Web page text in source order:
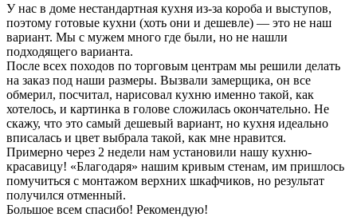
У нас в доме нестандартная кухня из-за короба и выступов,
поэтому готовые кухни (хоть они и дешевле) — это не наш
вариант. Мы с мужем много где были, но не нашли
подходящего варианта.
После всех походов по торговым центрам мы решили делать
на заказ под наши размеры. Вызвали замерщика, он все
обмерил, посчитал, нарисовал кухню именно такой, как
хотелось, и картинка в голове сложилась окончательно. Не
скажу, что это самый дешевый вариант, но кухня идеально
вписалась и цвет выбрала такой, как мне нравится.
Примерно через 2 недели нам установили нашу кухню-
красавицу! «Благодаря» нашим кривым стенам, им пришлось
помучиться с монтажом верхних шкафчиков, но результат
получился отменный.
Большое всем спасибо! Рекомендую!